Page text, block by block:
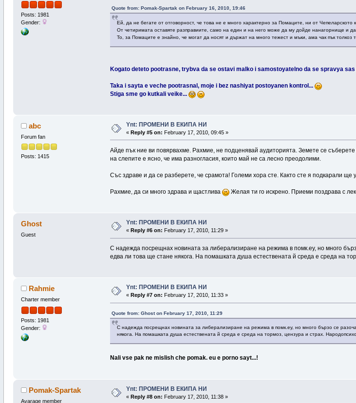
Posts: 1981
Gender:
Quote from: Pomak-Spartak on February 16, 2010, 19:46
Ей, да не бегате от отговорност, че това не е много характерно за Помаците, ни от
От четиримата оставяте разправиите, само на един и на него може да му дойде нанагорнище и
То, за Помаците е знайно, че могат да носят и държат на много тежест и мъки, ама чак пък
Kogato deteto pootrasne, trybva da se ostavi malko i samostoyatelno da se spravya sas
Taka i sayta e veche pootrasnal, moje i bez nashiyat postoyanen kontrol...
Stiga sme go kutkali veike...
abc
Forum fan
Posts: 1415
Ynt: ПРОМЕНИ В ЕКИПА НИ
« Reply #5 on: February 17, 2010, 09:45 »
Айде пък ние ви повярвахме. Рахмие, не подценявай аудиторията. Земете се
на слепите е ясно, че има разногласия, които май не са лесно преодолими.
Със здраве и да се разберете, че срамота! Големи хора сте. Както сте я подкарали ще
Рахмие, да си много здрава и щастлива Желая ти го искрено. Приеми поздрава с
Ghost
Guest
Ynt: ПРОМЕНИ В ЕКИПА НИ
« Reply #6 on: February 17, 2010, 11:29 »
С надежда посрещнах новината за либерализиране на режима в помк.еу, но много
едва ли това ще стане някога. На помашката душа естествената й среда е среда на
Rahmie
Charter member
Posts: 1981
Gender:
Ynt: ПРОМЕНИ В ЕКИПА НИ
« Reply #7 on: February 17, 2010, 11:33 »
Quote from: Ghost on February 17, 2010, 11:29
С надежда посрещнах новината за либерализиране на режима в помк.еу, но много бързо се
някога. На помашката душа естествената й среда е среда на тормоз, цензура и страх.
Nali vse pak ne mislish che pomak. eu e porno sayt...!
Pomak-Spartak
Avarage member
Ynt: ПРОМЕНИ В ЕКИПА НИ
« Reply #8 on: February 17, 2010, 11:38 »